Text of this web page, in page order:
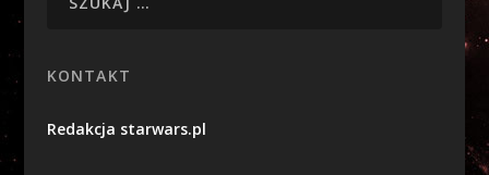
KONTAKT
Redakcja starwars.pl